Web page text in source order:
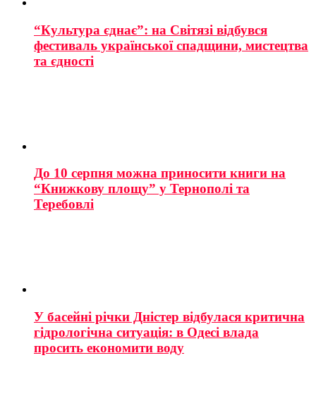
“Культура єднає”: на Світязі відбувся
фестиваль української спадщини, мистецтва
та єдності
До 10 серпня можна приносити книги на
“Книжкову площу” у Тернополі та
Теребовлі
У басейні річки Дністер відбулася критична
гідрологічна ситуація: в Одесі влада
просить економити воду